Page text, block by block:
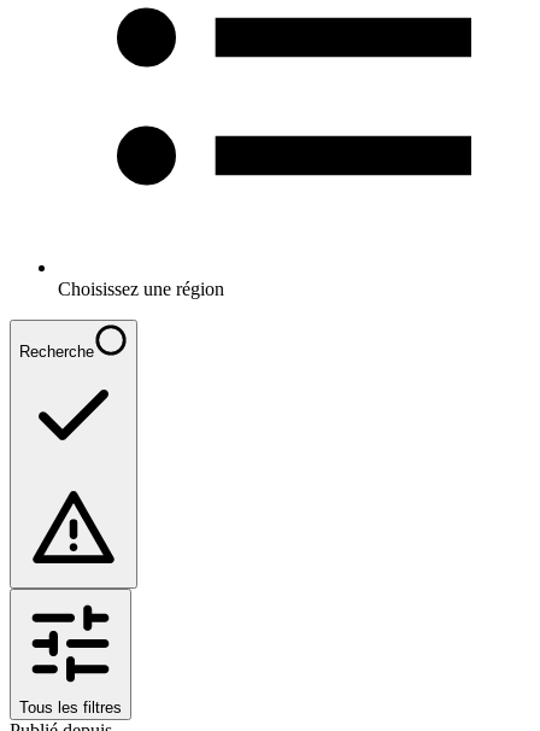
Choisissez une région
Recherche
Tous les filtres